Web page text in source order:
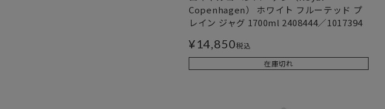
Copenhagen） ホワイト フルーテッド プ
レイン ジャグ 1700ml 2408444／1017394
¥14,850税込
在庫切れ